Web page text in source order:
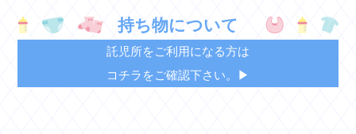
持ち物について
託児所をご利用になる方は
コチラをご確認下さい。▶